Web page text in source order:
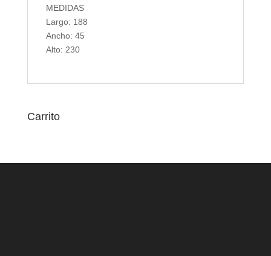
MEDIDAS
Largo: 188
Ancho: 45
Alto: 230
Carrito